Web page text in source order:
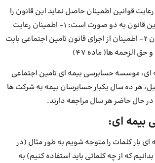
رعایت قوانین اطمینان حاصل نماید این قانون را
تصویب کرده است.این قانون به دو صورت است: 1- اطمینان رعایت
حقوق بیمه ای کارکنان 2- اطمینان از اجرای قانون تامین اجتماعی بابت
موسسه حسابرسی بیمه ای تامین اجتماعی
هر ده سال یکبار حسابرسان بیمه به شرکت ها
در حال حاضر هر سال مراجعه دارند.
بیمه ای:
ای بار کلمات را متوجه شویم به طور مثال (در
که از چه کلماتی باید استفاده کنیم) به